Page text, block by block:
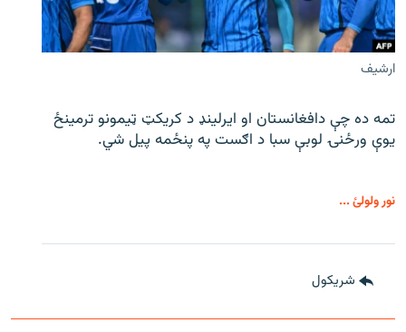
ارشیف
تمه ده چې دافغانستان او ایرلینډ د کریکټ ټیمونو ترمینځ
یوې ورځنۍ لوبې سبا د اګست په پنځمه پیل شي.
نور ولولئ ...
شريکول